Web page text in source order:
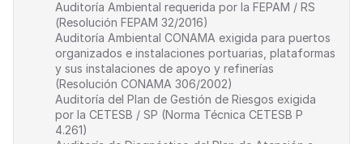
Auditoría Ambiental requerida por la FEPAM / RS
(Resolución FEPAM 32/2016)
Auditoría Ambiental CONAMA exigida para puertos
organizados e instalaciones portuarias, plataformas
y sus instalaciones de apoyo y refinerías
(Resolución CONAMA 306/2002)
Auditoría del Plan de Gestión de Riesgos exigida
por la CETESB / SP (Norma Técnica CETESB P
4.261)